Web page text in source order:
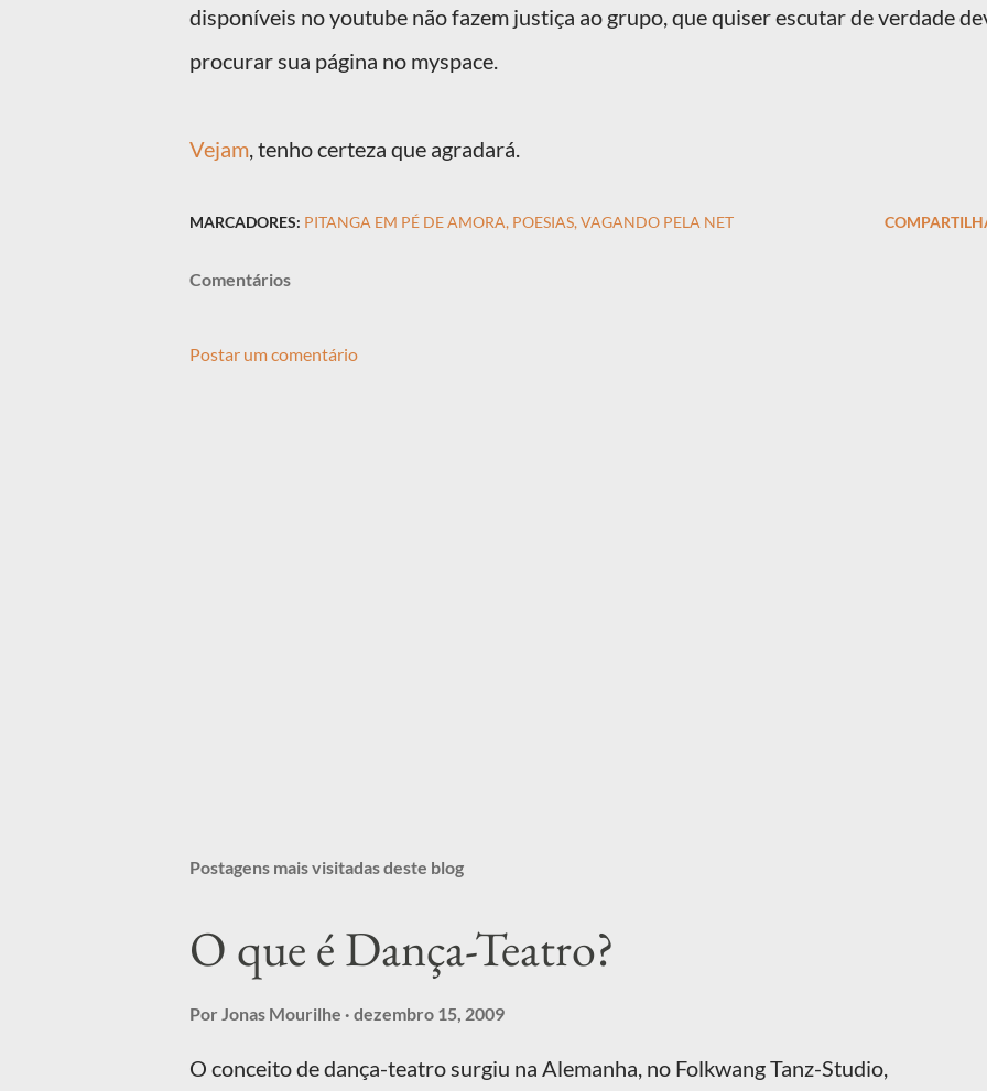
disponíveis no youtube não fazem justiça ao grupo, que quiser escutar de verdade
procurar sua página no myspace.
Vejam, tenho certeza que agradará.
MARCADORES: PITANGA EM PÉ DE AMORA POESIAS VAGANDO PELA NET
Comentários
Postar um comentário
Postagens mais visitadas deste blog
O que é Dança-Teatro?
Por Jonas Mourilhe dezembro 15, 2009
O conceito de dança-teatro surgiu na Alemanha, no Folkwang Tanz-Studio,